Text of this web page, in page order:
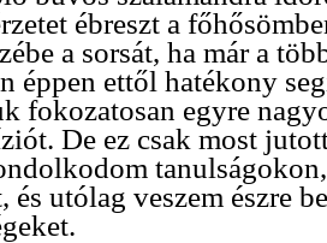
ébreszt a
a sorsát, ha már a
éppen ettől hatékony
fokozatosan egyre
De ez csak most
utólag veszem észre